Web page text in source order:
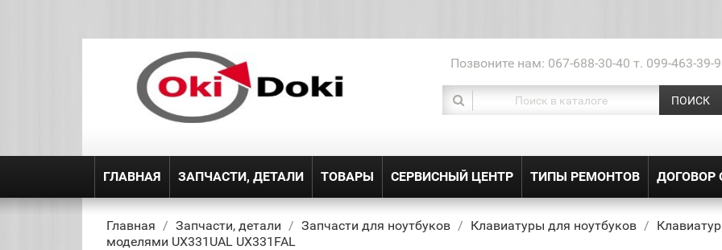
Позвоните нам: 067-688-30-40 т. 099-463-39-
ПОИСК
ГЛАВНАЯ ЗАПЧАСТИ, ДЕТАЛИ ТОВАРЫ СЕРВИСНЫЙ ЦЕНТР ТИПЫ РЕМОНТОВ ДОГОВОР
Главная Запчасти, детали Запчасти для ноутбуков Клавиатуры для ноутбуков
моделями UX331UAL UX331FAL